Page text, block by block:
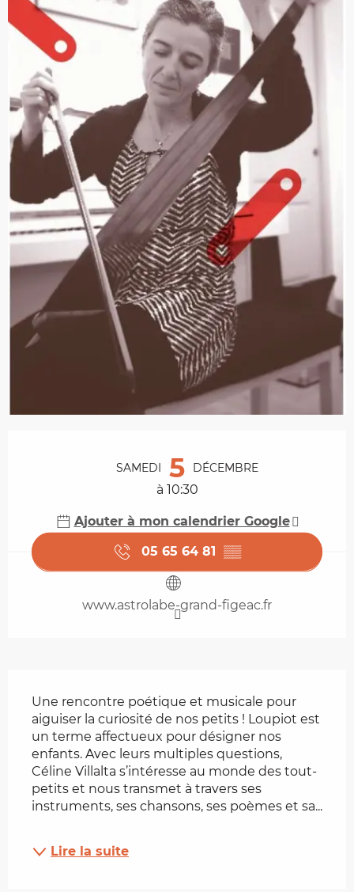
SAMEDI 5 DÉCEMBRE
à 10:30
Ajouter à mon calendrier Google
05 65 64 81 ▒▒
www.astrolabe-grand-figeac.fr
Une rencontre poétique et musicale pour
aiguiser la curiosité de nos petits ! Loupiot est
un terme affectueux pour désigner nos
enfants. Avec leurs multiples questions,
Céline Villalta s’intéresse au monde des tout-
petits et nous transmet à travers ses
instruments, ses chansons, ses poèmes et sa...
Lire la suite